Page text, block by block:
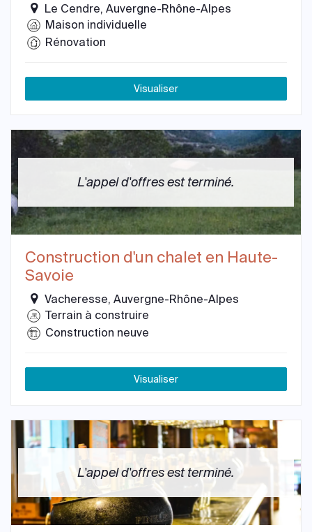
Le Cendre, Auvergne-Rhône-Alpes
Maison individuelle
Rénovation
Visualiser
L'appel d'offres est terminé.
Construction d'un chalet en Haute-
Savoie
Vacheresse, Auvergne-Rhône-Alpes
Terrain à construire
Construction neuve
Visualiser
L'appel d'offres est terminé.